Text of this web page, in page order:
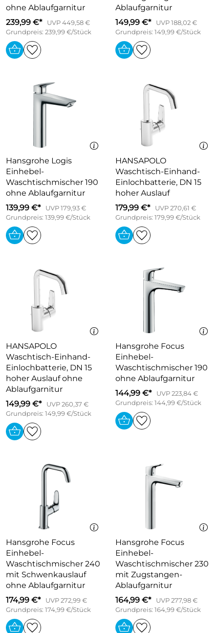
ohne Ablaufgarnitur
239,99 €*
UVP 449,58 €
Grundpreis: 239,99 €/Stück
Ablaufgarnitur
149,99 €*
UVP 188,02 €
Grundpreis: 149,99 €/Stück
Hansgrohe Logis
Einhebel-
Waschtischmischer 190
ohne Ablaufgarnitur
139,99 €*
UVP 179,93 €
Grundpreis: 139,99 €/Stück
HANSAPOLO
Waschtisch-Einhand-
Einlochbatterie, DN 15
hoher Auslauf
179,99 €*
UVP 270,61 €
Grundpreis: 179,99 €/Stück
HANSAPOLO
Waschtisch-Einhand-
Einlochbatterie, DN 15
hoher Auslauf ohne
Ablaufgarnitur
149,99 €*
UVP 260,37 €
Grundpreis: 149,99 €/Stück
Hansgrohe Focus
Einhebel-
Waschtischmischer 190
ohne Ablaufgarnitur
144,99 €*
UVP 223,84 €
Grundpreis: 144,99 €/Stück
Hansgrohe Focus
Einhebel-
Waschtischmischer 240
mit Schwenkauslauf
ohne Ablaufgarnitur
174,99 €*
UVP 272,99 €
Grundpreis: 174,99 €/Stück
Hansgrohe Focus
Einhebel-
Waschtischmischer 230
mit Zugstangen-
Ablaufgarnitur
164,99 €*
UVP 277,98 €
Grundpreis: 164,99 €/Stück